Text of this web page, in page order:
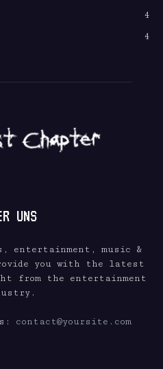
4
4
UNS
entertainment, music &
you with the latest
from the entertainment
contact@yoursite.com